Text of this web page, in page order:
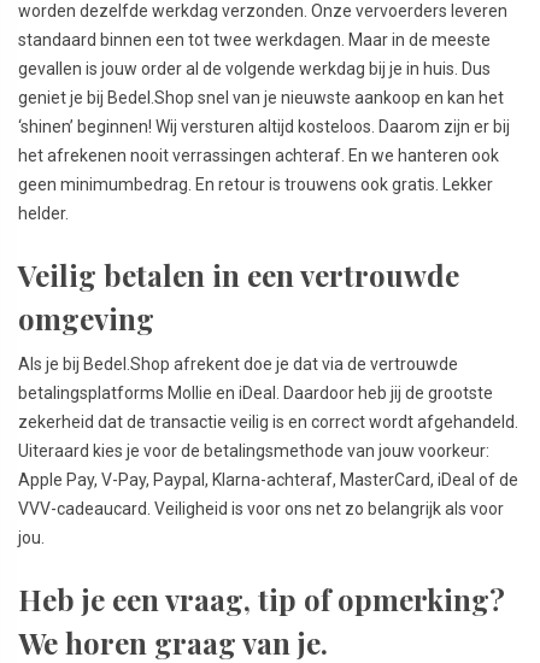
worden dezelfde werkdag verzonden. Onze vervoerders leveren
standaard binnen een tot twee werkdagen. Maar in de meeste
gevallen is jouw order al de volgende werkdag bij je in huis. Dus
geniet je bij Bedel.Shop snel van je nieuwste aankoop en kan het
‘shinen’ beginnen! Wij versturen altijd kosteloos. Daarom zijn er bij
het afrekenen nooit verrassingen achteraf. En we hanteren ook
geen minimumbedrag. En retour is trouwens ook gratis. Lekker
helder.
Veilig betalen in een vertrouwde
omgeving
Als je bij Bedel.Shop afrekent doe je dat via de vertrouwde
betalingsplatforms Mollie en iDeal. Daardoor heb jij de grootste
zekerheid dat de transactie veilig is en correct wordt afgehandeld.
Uiteraard kies je voor de betalingsmethode van jouw voorkeur:
Apple Pay, V-Pay, Paypal, Klarna-achteraf, MasterCard, iDeal of de
VVV-cadeaucard. Veiligheid is voor ons net zo belangrijk als voor
jou.
Heb je een vraag, tip of opmerking?
We horen graag van je.